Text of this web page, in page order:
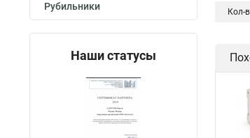
Рубильники
Наши статусы
Кол-